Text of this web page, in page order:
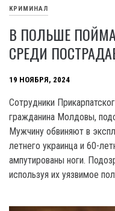
КРИМИНАЛ
В ПОЛЬШЕ
СРЕДИ
19 НОЯБРЯ, 2024
Сотрудники
гражданина Молдовы,
Мужчину обвиняют в
летнего украинца и 60-
ампутированы ноги.
используя их уязвимое